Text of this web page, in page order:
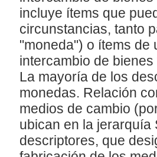
incluye ítems que
circunstancias, tanto
"moneda") o ítems de
intercambio de
La mayoría de los
monedas. Relación
medios de cambio
ubican en la jerarquía
descriptores, que